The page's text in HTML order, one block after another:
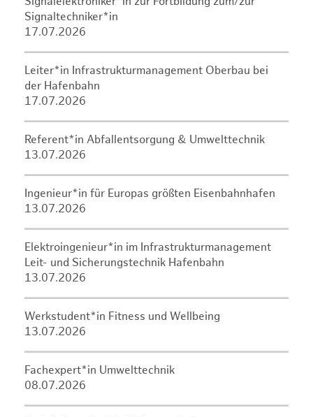
Signaltechniker*in
17.07.2026
Leiter*in Infrastrukturmanagement Oberbau bei
der Hafenbahn
17.07.2026
Referent*in Abfallentsorgung & Umwelttechnik
13.07.2026
Ingenieur*in für Europas größten Eisenbahnhafen
13.07.2026
Elektroingenieur*in im Infrastrukturmanagement
Leit- und Sicherungstechnik Hafenbahn
13.07.2026
Werkstudent*in Fitness und Wellbeing
13.07.2026
Fachexpert*in Umwelttechnik
08.07.2026